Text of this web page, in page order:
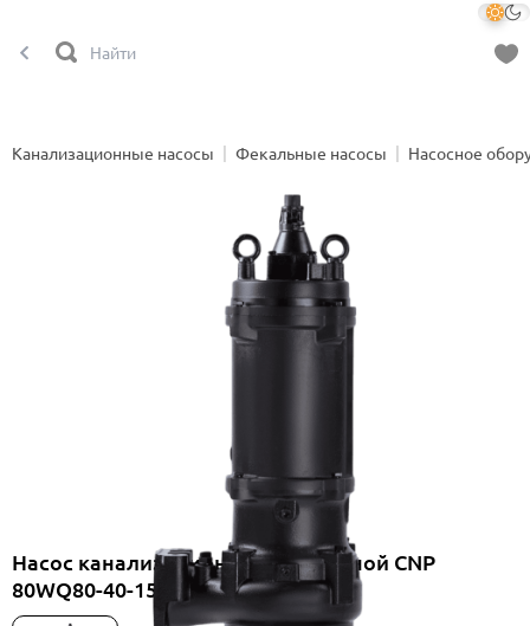
Канализационные насосы Фекальные насосы Насосное
Насос канализационный погружной CNP
80WQ80-40-15ES(II)+HS80WQ